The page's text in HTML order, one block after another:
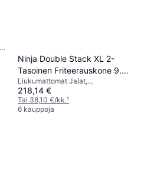
Ninja Double Stack XL 2-
Tasoinen Friteerauskone 9.5
L
Liukumattomat Jalat,
Automaattinen Sammutus,
Konepesunkestävä, Viileä
Kosketus, Irrotettava Kulho,
218,14 €
Tai 38,10 €/kk.¹
6 kauppoja